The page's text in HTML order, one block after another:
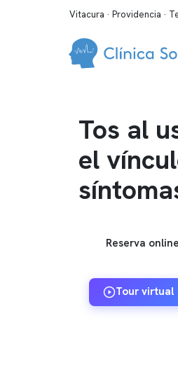
Vitacura · Providencia ·
Tos al
el
Reserva online
Tour virtual